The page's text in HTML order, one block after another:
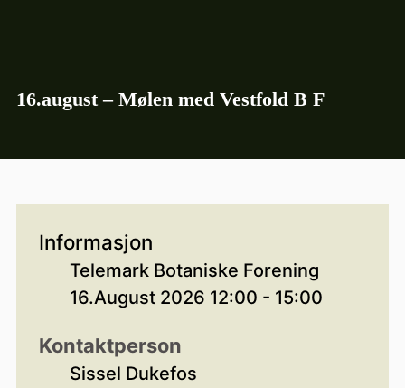
16.august – Mølen med Vestfold B F
Informasjon
Telemark Botaniske Forening
16.August 2026 12:00 - 15:00
Kontaktperson
Sissel Dukefos